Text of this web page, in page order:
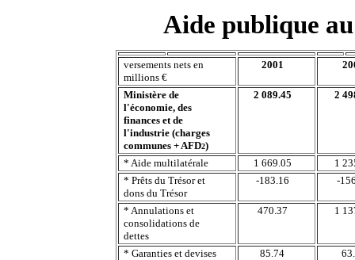
Aide publique
versements nets en
millions €
2001
Ministère de
l'économie, des
finances et de
l'industrie (charges
communes + AFD2)
2 089.45 2
* Aide multilatérale 1 669.05
1
* Prêts du Trésor et
dons du Trésor
-183.16 -
* Annulations et
consolidations de
dettes
470.37 1
* Garanties et devises 85.74